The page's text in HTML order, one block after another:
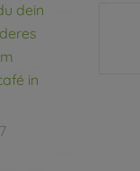
dein
in